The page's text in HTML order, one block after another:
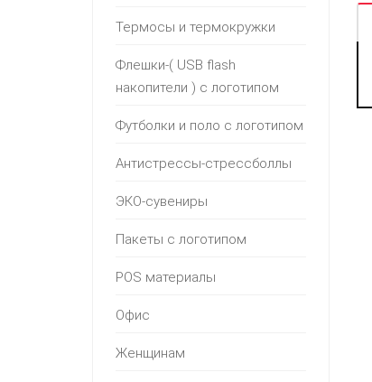
Термосы и термокружки
Флешки-( USB flash
накопители ) с логотипом
Футболки и поло с логотипом
Антистрессы-стрессболлы
ЭКО-сувениры
Пакеты с логотипом
POS материалы
Офис
Женщинам